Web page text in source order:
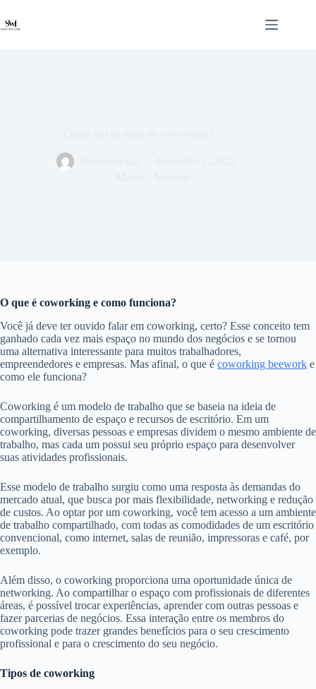
para
o
O que é coworking e como funciona?
Você já deve ter ouvido falar em coworking, certo? Esse conceito tem
ganhado cada vez mais espaço no mundo dos negócios e se tornou
uma alternativa interessante para muitos trabalhadores,
empreendedores e empresas. Mas afinal, o que é coworking beework e
como ele funciona?
Coworking é um modelo de trabalho que se baseia na ideia de
compartilhamento de espaço e recursos de escritório. Em um
coworking, diversas pessoas e empresas dividem o mesmo ambiente de
trabalho, mas cada um possui seu próprio espaço para desenvolver
suas atividades profissionais.
Esse modelo de trabalho surgiu como uma resposta às demandas do
mercado atual, que busca por mais flexibilidade, networking e redução
de custos. Ao optar por um coworking, você tem acesso a um ambiente
de trabalho compartilhado, com todas as comodidades de um escritório
convencional, como internet, salas de reunião, impressoras e café, por
exemplo.
Além disso, o coworking proporciona uma oportunidade única de
networking. Ao compartilhar o espaço com profissionais de diferentes
áreas, é possível trocar experiências, aprender com outras pessoas e
fazer parcerias de negócios. Essa interação entre os membros do
coworking pode trazer grandes benefícios para o seu crescimento
profissional e para o crescimento do seu negócio.
Tipos de coworking